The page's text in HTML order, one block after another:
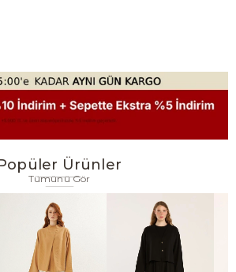
Ürünler
Tümünü Gör